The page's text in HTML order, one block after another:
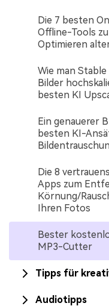
Die 7 besten
Offline-Tools
Optimieren
Wie man
Bilder
besten KI
Ein genauerer
besten KI-
Die 8
Apps zum
Körnung/
Ihren Fotos
Bester
MP3-Cutter
Tipps für
Audiotipps